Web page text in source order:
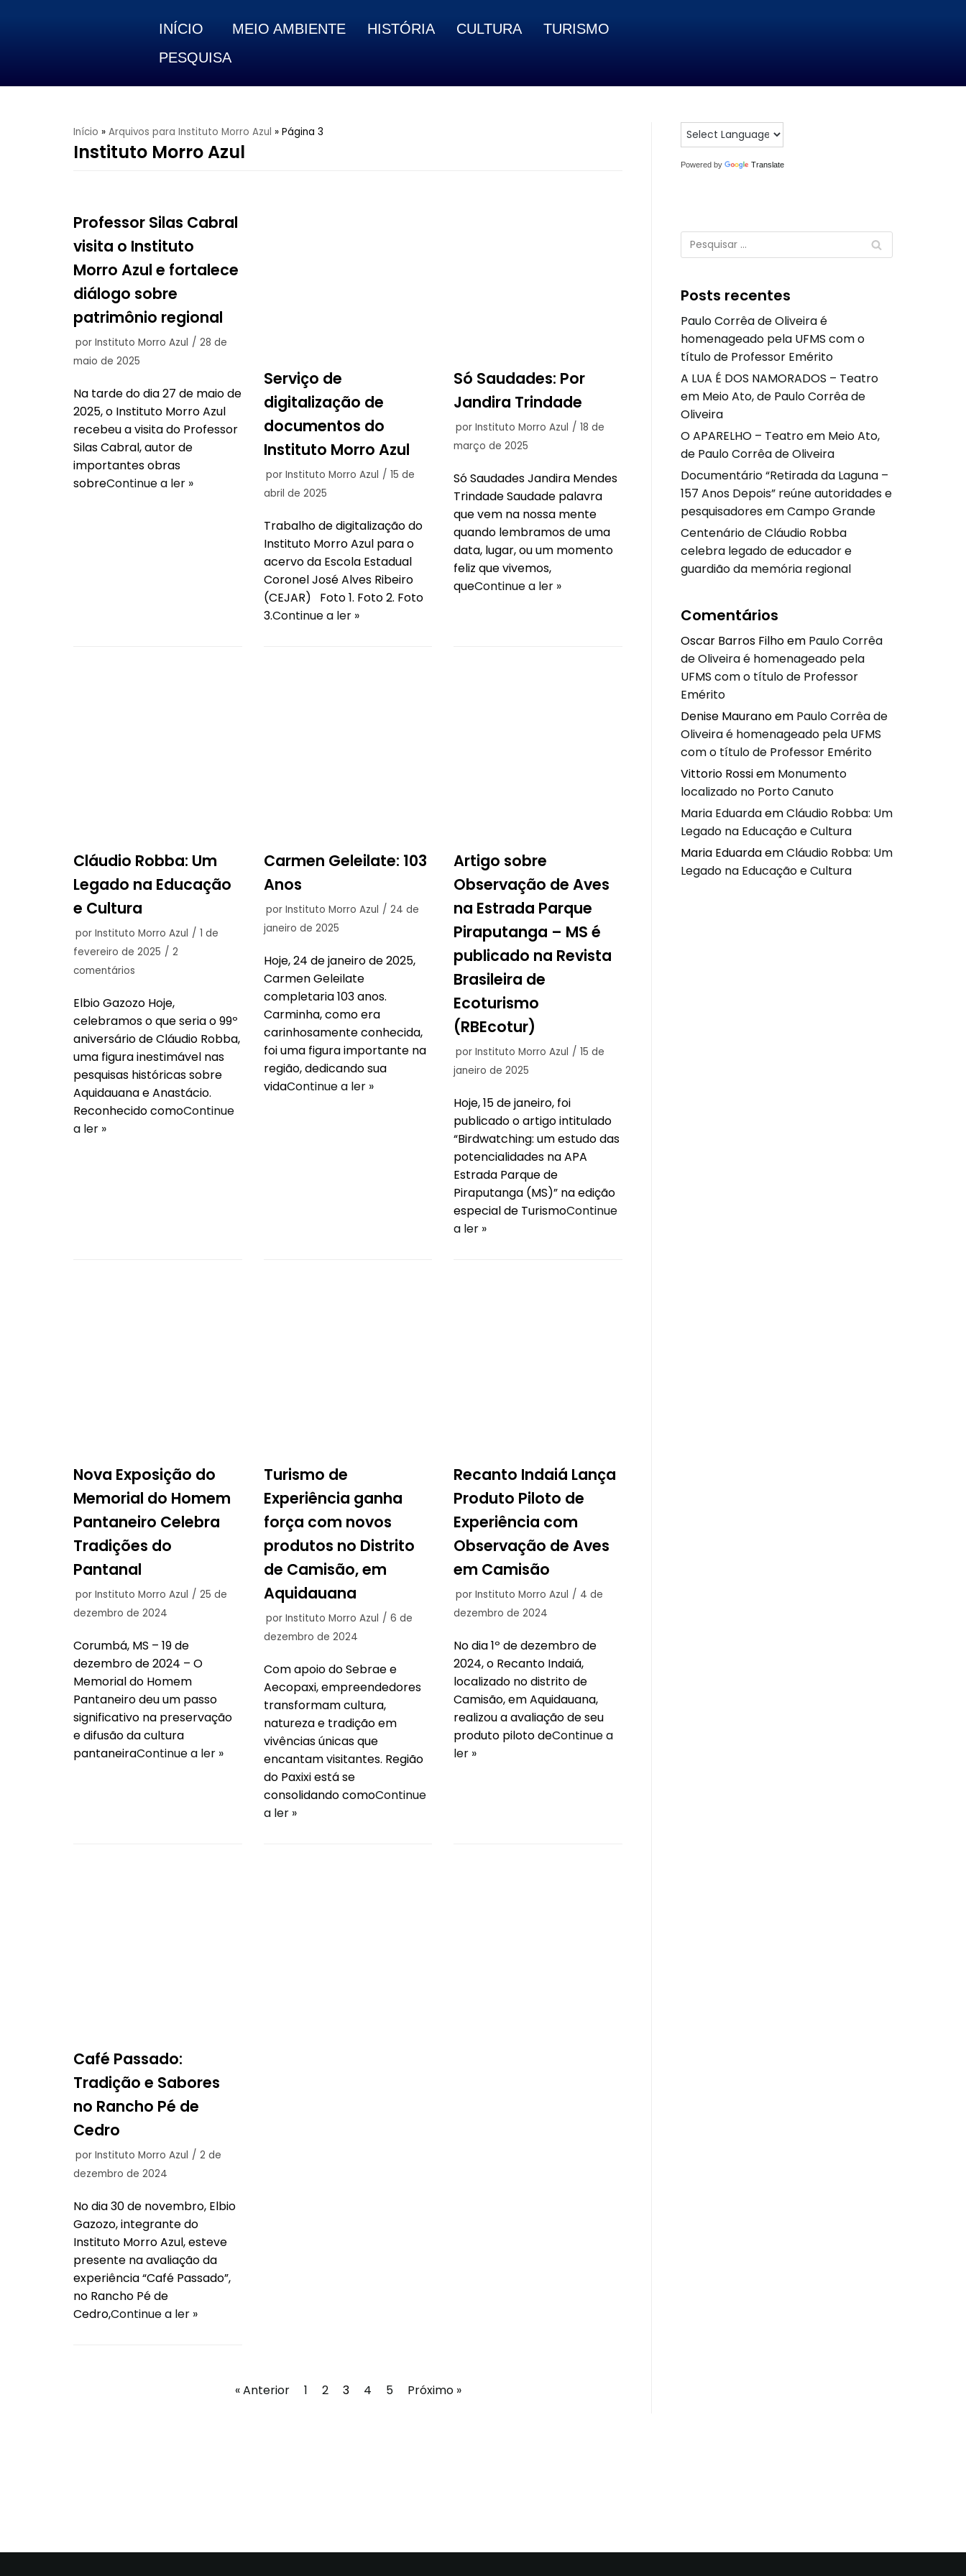
INÍCIO MEIO AMBIENTE HISTÓRIA CULTURA
TURISMO
PESQUISA
Início » Arquivos para Instituto Morro Azul » Página 3
Instituto Morro Azul
Professor Silas Cabral
visita o Instituto
Morro Azul e fortalece
diálogo sobre
patrimônio regional
por Instituto Morro Azul
28 de
maio de 2025
Na tarde do dia 27 de maio de
2025, o Instituto Morro Azul
recebeu a visita do Professor
Silas Cabral, autor de
importantes obras
sobreContinue a ler »
Serviço de
digitalização de
documentos do
Instituto Morro Azul
por Instituto Morro Azul
15 de
abril de 2025
Trabalho de digitalização do
Instituto Morro Azul para o
acervo da Escola Estadual
Coronel José Alves Ribeiro
(CEJAR) Foto 1. Foto 2. Foto
3.Continue a ler »
Só Saudades: Por
Jandira Trindade
porInstituto Morro Azul
18 de
março de 2025
Só Saudades Jandira Mendes
Trindade Saudade palavra
que vem na nossa mente
quando lembramos de uma
data, lugar, ou um momento
feliz que vivemos,
queContinue a ler »
Cláudio Robba: Um
Legado na Educação
e Cultura
por Instituto Morro Azul
1 de
fevereiro de 2025
2
comentários
Elbio Gazozo Hoje,
celebramos o que seria o 99º
aniversário de Cláudio Robba,
uma figura inestimável nas
pesquisas históricas sobre
Aquidauana e Anastácio.
Reconhecido comoContinue
a ler »
Carmen Geleilate: 103
Anos
por Instituto Morro Azul
24 de
janeiro de 2025
Hoje, 24 de janeiro de 2025,
Carmen Geleilate
completaria 103 anos.
Carminha, como era
carinhosamente conhecida,
foi uma figura importante na
região, dedicando sua
vidaContinue a ler »
Artigo sobre
Observação de Aves
na Estrada Parque
Piraputanga – MS é
publicado na Revista
Brasileira de
Ecoturismo
(RBEcotur)
porInstituto Morro Azul
15 de
janeiro de 2025
Hoje, 15 de janeiro, foi
publicado o artigo intitulado
“Birdwatching: um estudo das
potencialidades na APA
Estrada Parque de
Piraputanga (MS)” na edição
especial de TurismoContinue
a ler »
Nova Exposição do
Memorial do Homem
Pantaneiro Celebra
Tradições do
Pantanal
por Instituto Morro Azul
25 de
dezembro de 2024
Corumbá, MS – 19 de
dezembro de 2024 – O
Memorial do Homem
Pantaneiro deu um passo
significativo na preservação
e difusão da cultura
pantaneiraContinue a ler »
Turismo de
Experiência ganha
força com novos
produtos no Distrito
de Camisão, em
Aquidauana
por Instituto Morro Azul
6 de
dezembro de 2024
Com apoio do Sebrae e
Aecopaxi, empreendedores
transformam cultura,
natureza e tradição em
vivências únicas que
encantam visitantes. Região
do Paxixi está se
consolidando comoContinue
a ler »
Recanto Indaiá Lança
Produto Piloto de
Experiência com
Observação de Aves
em Camisão
porInstituto Morro Azul
4 de
dezembro de 2024
No dia 1º de dezembro de
2024, o Recanto Indaiá,
localizado no distrito de
Camisão, em Aquidauana,
realizou a avaliação de seu
produto piloto deContinue a
ler »
Café Passado:
Tradição e Sabores
no Rancho Pé de
Cedro
por Instituto Morro Azul
2 de
dezembro de 2024
No dia 30 de novembro, Elbio
Gazozo, integrante do
Instituto Morro Azul, esteve
presente na avaliação da
experiência “Café Passado”,
no Rancho Pé de
Cedro,Continue a ler »
« Anterior 1 2 3 4 5 Próximo »
Powered by Translate
Posts recentes
Paulo Corrêa de Oliveira é
homenageado pela UFMS com o
título de Professor Emérito
A LUA É DOS NAMORADOS – Teatro
em Meio Ato, de Paulo Corrêa de
Oliveira
O APARELHO – Teatro em Meio Ato,
de Paulo Corrêa de Oliveira
Documentário “Retirada da Laguna –
157 Anos Depois” reúne autoridades e
pesquisadores em Campo Grande
Centenário de Cláudio Robba
celebra legado de educador e
guardião da memória regional
Comentários
Oscar Barros Filhoem Paulo Corrêa
de Oliveira é homenageado pela
UFMS com o título de Professor
Emérito
Denise Mauranoem Paulo Corrêa de
Oliveira é homenageado pela UFMS
com o título de Professor Emérito
Vittorio Rossiem Monumento
localizado no Porto Canuto
Maria EduardaemCláudio Robba: Um
Legado na Educação e Cultura
Maria EduardaemCláudio Robba: Um
Legado na Educação e Cultura